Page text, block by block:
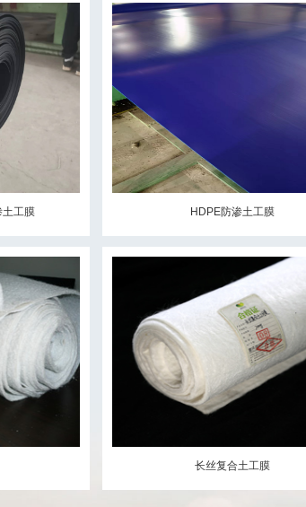
土工膜 HDPE防渗土工膜
长丝复合土工膜